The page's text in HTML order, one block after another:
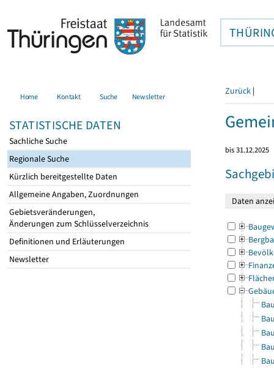
Home Kontakt Suche Newsletter
STATISTISCHE DATEN
Sachliche Suche
Regionale Suche
Kürzlich bereitgestellte Daten
Allgemeine Angaben, Zuordnungen
Gebietsveränderungen,
Änderungen zum Schlüsselverzeichnis
Definitionen und Erläuterungen
Newsletter
Zurück |
bis 31.12.2025